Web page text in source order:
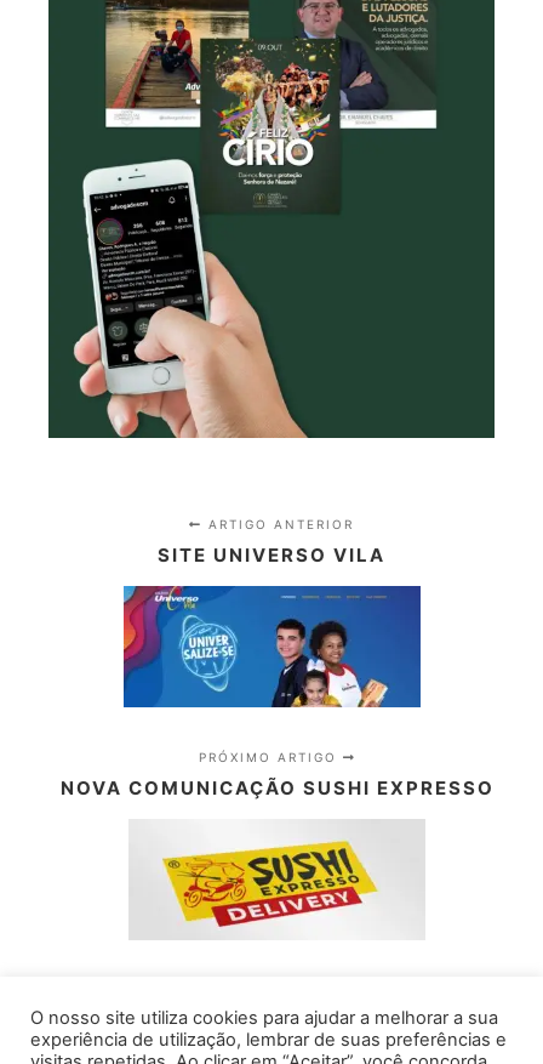
ARTIGO ANTERIOR
SITE UNIVERSO VILA
PRÓXIMO ARTIGO
NOVA COMUNICAÇÃO SUSHI EXPRESSO
O nosso site utiliza cookies para ajudar a melhorar a sua
experiência de utilização, lembrar de suas preferências e